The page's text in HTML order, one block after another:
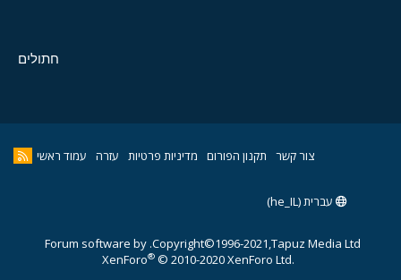
חתולים
צור קשר תקנון הפורום מדיניות פרטיות עזרה עמוד ראשי
עברית (he_IL)
Copyright©1996-2021,Tapuz Media Ltd.
Forum software by
XenForo® © 2010-2020 XenForo Ltd.